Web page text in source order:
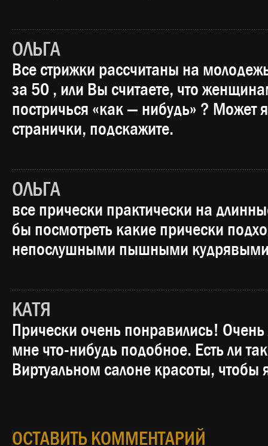
ОЛЬГА
Все стрижки рассчитаны на
за 50 , или Вы считаете, что
постричься «как — нибудь» ? Может
странички, подскажите.
ОЛЬГА
все прически практически на
бы посмотреть какие прически
непослушными пышными
КАТЯ
Прически очень понравились! Очень
мне что-нибудь подобное. Есть ли
Виртуальном салоне красоты, чтобы
ОСТАВИТЬ КОММЕНТАРИЙ